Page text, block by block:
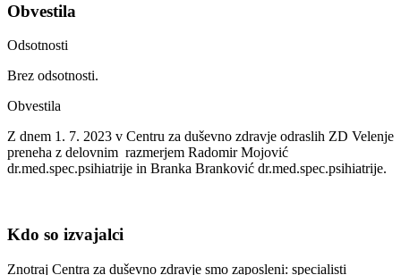
Obvestila
Odsotnosti
Brez odsotnosti.
Obvestila
Z dnem 1. 7. 2023 v Centru za duševno zdravje odraslih ZD Velenje
preneha z delovnim razmerjem Radomir Mojović
dr.med.spec.psihiatrije in Branka Branković dr.med.spec.psihiatrije.
Kdo so izvajalci
Znotraj Centra za duševno zdravje smo zaposleni: specialisti